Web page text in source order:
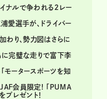
イナルで争われる2レー
愛選手が、ドライバー
わり、勢力図はさらに
完璧な走りで富下李
モータースポーツを知
JAF会員限定! 「PUMA
レゼント！